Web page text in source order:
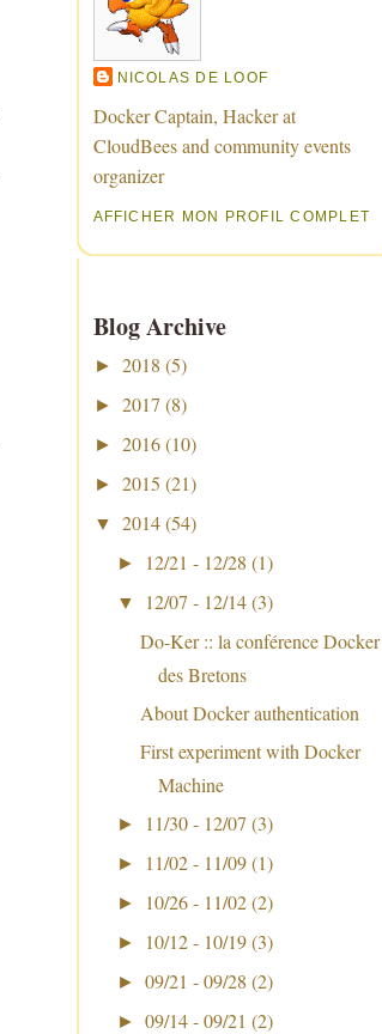
NICOLAS DE LOOF
Docker Captain, Hacker at
CloudBees and community events
organizer
AFFICHER MON PROFIL COMPLET
Blog Archive
► 2018 (5)
► 2017 (8)
► 2016 (10)
► 2015 (21)
▼ 2014 (54)
► 12/21 - 12/28 (1)
▼ 12/07 - 12/14 (3)
Do-Ker :: la conférence Docker
des Bretons
About Docker authentication
First experiment with Docker
Machine
► 11/30 - 12/07 (3)
► 11/02 - 11/09 (1)
► 10/26 - 11/02 (2)
► 10/12 - 10/19 (3)
► 09/21 - 09/28 (2)
► 09/14 - 09/21 (2)